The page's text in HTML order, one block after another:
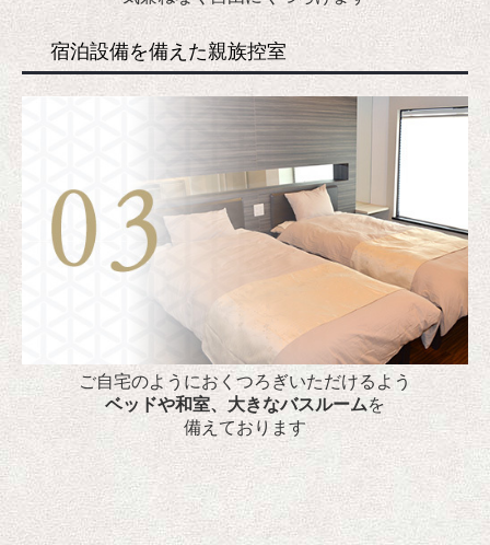
宿泊設備を備えた親族控室
ご自宅のようにおくつろぎいただけるよう
ベッドや和室、大きなバスルームを
備えております